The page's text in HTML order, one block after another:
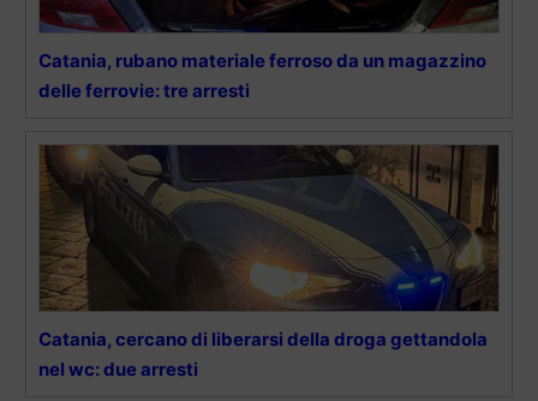
Catania, rubano materiale ferroso da un magazzino
delle ferrovie: tre arresti
Catania, cercano di liberarsi della droga gettandola
nel wc: due arresti